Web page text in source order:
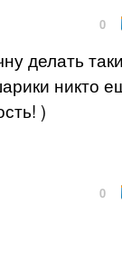
0
делать
никто
)
0